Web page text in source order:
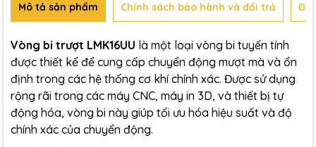
Mô tả sản phẩm Chính sách bảo hành và đổi trả
Vòng bi trượt LMK16UU là một loại vòng bi tuyến tính
được thiết kế để cung cấp chuyển động mượt mà và ổn
định trong các hệ thống cơ khí chính xác. Được sử dụng
rộng rãi trong các máy CNC, máy in 3D, và thiết bị tự
động hóa, vòng bi này giúp tối ưu hóa hiệu suất và độ
chính xác của chuyển động.